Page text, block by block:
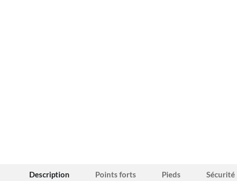
Description Points forts Pieds Sécurité